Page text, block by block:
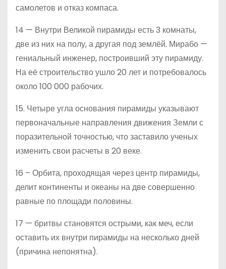
самолетов и отказ компаса.
14 — Внутри Великой пирамиды есть 3 комнаты,
две из них на полу, а другая под землёй. Мирабо —
гениальный инженер, построивший эту пирамиду.
На её строительство ушло 20 лет и потребовалось
около 100 000 рабочих.
15. Четыре угла основания пирамиды указывают
первоначальные направления движения Земли с
поразительной точностью, что заставило ученых
изменить свои расчеты в 20 веке.
16 – Орбита, проходящая через центр пирамиды,
делит континенты и океаны на две совершенно
равные по площади половины.
17 — бритвы становятся острыми, как меч, если
оставить их внутри пирамиды на несколько дней
(причина непонятна).